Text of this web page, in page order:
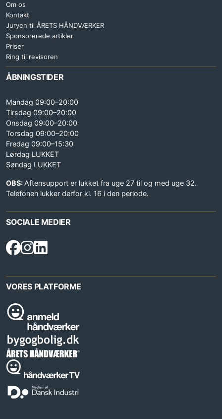
Om os
Kontakt
Juryen til ÅRETS HÅNDVÆRKER
Sponsorerede artikler
Priser
Ring til revisoren
ÅBNINGSTIDER
Mandag 09:00–20:00
Tirsdag 09:00–20:00
Onsdag 09:00–20:00
Torsdag 09:00–20:00
Fredag 09:00–15:30
Lørdag LUKKET
Søndag LUKKET
OBS: Aftensupport er lukket fra uge 27 til og med uge 32.
Telefonen lukker derfor kl. 16 i den periode.
SOCIALE MEDIER
VORES PLATFORME